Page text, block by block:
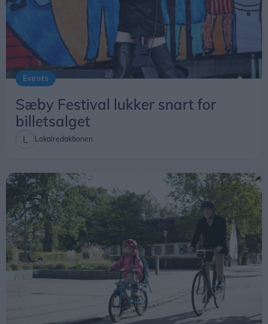
Events
Sæby Festival lukker snart for
billetsalget
Lokalredaktionen